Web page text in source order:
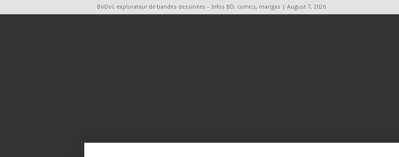
BoDoï, explorateur de bandes dessinées – Infos BD, comics, mangas | August 7, 2026